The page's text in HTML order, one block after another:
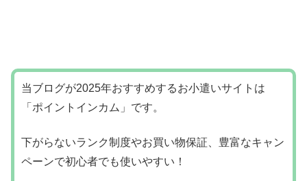
当ブログが2025年おすすめするお小遣いサイトは
「ポイントインカム」です。
下がらないランク制度やお買い物保証、豊富なキャン
ペーンで初心者でも使いやすい！